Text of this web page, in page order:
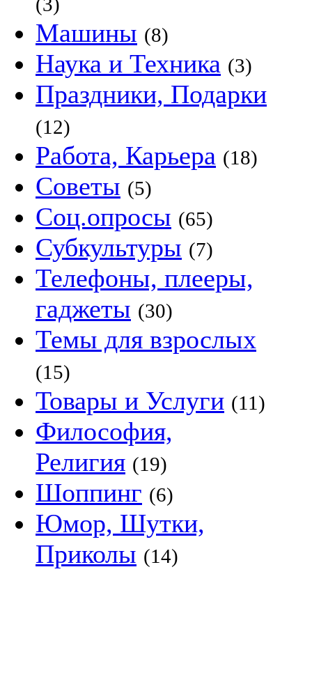
Машины (8)
Наука и Техника (3)
Праздники, Подарки
(12)
Работа, Карьера (18)
Советы (5)
Соц.опросы (65)
Субкультуры (7)
Телефоны, плееры,
гаджеты (30)
Темы для взрослых
(15)
Товары и Услуги (11)
Философия,
Религия (19)
Шоппинг (6)
Юмор, Шутки,
Приколы (14)